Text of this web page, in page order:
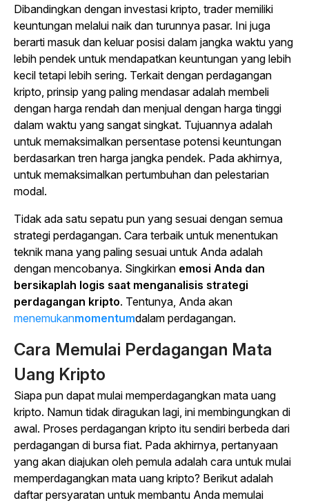
Dibandingkan dengan investasi kripto, trader memiliki
keuntungan melalui naik dan turunnya pasar. Ini juga
berarti masuk dan keluar posisi dalam jangka waktu yang
lebih pendek untuk mendapatkan keuntungan yang lebih
kecil tetapi lebih sering. Terkait dengan perdagangan
kripto, prinsip yang paling mendasar adalah membeli
dengan harga rendah dan menjual dengan harga tinggi
dalam waktu yang sangat singkat. Tujuannya adalah
untuk memaksimalkan persentase potensi keuntungan
berdasarkan tren harga jangka pendek. Pada akhirnya,
untuk memaksimalkan pertumbuhan dan pelestarian
modal.
Tidak ada satu sepatu pun yang sesuai dengan semua
strategi perdagangan. Cara terbaik untuk menentukan
teknik mana yang paling sesuai untuk Anda adalah
dengan mencobanya. Singkirkan emosi Anda dan
bersikaplah logis saat menganalisis strategi
perdagangan kripto. Tentunya, Anda akan
menemukanmomentumdalam perdagangan.
Cara Memulai Perdagangan Mata
Uang Kripto
Siapa pun dapat mulai memperdagangkan mata uang
kripto. Namun tidak diragukan lagi, ini membingungkan di
awal. Proses perdagangan kripto itu sendiri berbeda dari
perdagangan di bursa fiat. Pada akhirnya, pertanyaan
yang akan diajukan oleh pemula adalah cara untuk mulai
memperdagangkan mata uang kripto? Berikut adalah
daftar persyaratan untuk membantu Anda memulai